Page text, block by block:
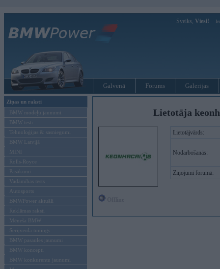
Sveiks, Viesi!
Galvenā Forums Galerijas
Ziņas un raksti
BMW modeļu jaunumi
BMW testi
Tehnoloģijas & sasniegumi
BMW Latvijā
MINI
Rolls-Royce
Pasākumi
Vadāmības tests
Autosports
BMWPower aktuāli
Reklāmas raksti
Mēneša BMW
Sērijveida tūnings
BMW pasaules jaunumi
BMW koncepti
BMW konkurentu jaunumi
Lietotāja
Lietotājvārds:
Nodarbošanās:
Ziņojumi forumā: